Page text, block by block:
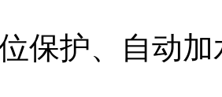
保护、自动